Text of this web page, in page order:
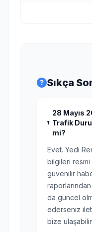
Sıkça
28 Mayıs
Trafik
mi?
Evet. Yedi
bilgileri resmi
güvenilir
da güncel
ederseniz
bize